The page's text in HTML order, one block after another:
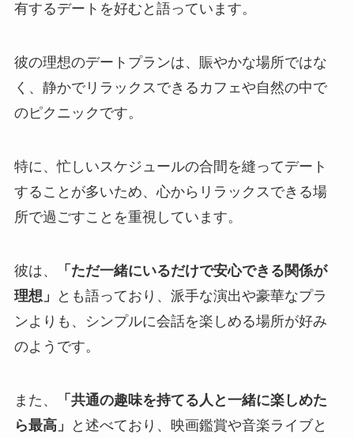
有するデートを好むと語っています。
彼の理想のデートプランは、賑やかな場所ではな
く、静かでリラックスできるカフェや自然の中で
のピクニックです。
特に、忙しいスケジュールの合間を縫ってデート
することが多いため、心からリラックスできる場
所で過ごすことを重視しています。
彼は、
「ただ一緒にいるだけで安心できる関係が
理想」
とも語っており、派手な演出や豪華なプラ
ンよりも、シンプルに会話を楽しめる場所が好み
のようです。
また、
「共通の趣味を持てる人と一緒に楽しめた
ら最高」
と述べており、映画鑑賞や音楽ライブと